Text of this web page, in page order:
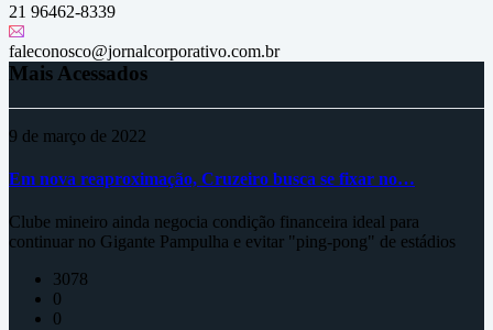
21 96462-8339
faleconosco@jornalcorporativo.com.br
Mais Acessados
9 de março de 2022
Em nova reaproximação, Cruzeiro busca se fixar no…
Clube mineiro ainda negocia condição financeira ideal para
continuar no Gigante Pampulha e evitar "ping-pong" de estádios
3078
0
0